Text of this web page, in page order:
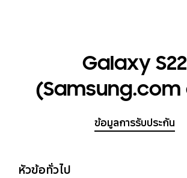
Galaxy S22
(Samsung.com
ข้อมูลการรับประกัน
หัวข้อทั่วไป